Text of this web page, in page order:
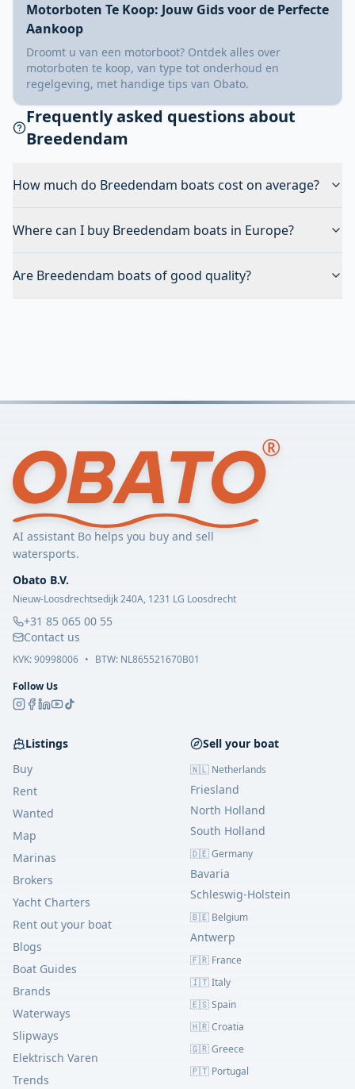
Motorboten Te Koop: Jouw Gids voor de Perfecte
Aankoop
Droomt u van een motorboot? Ontdek alles over
motorboten te koop, van type tot onderhoud en
regelgeving, met handige tips van Obato.
Frequently asked questions about
Breedendam
How much do Breedendam boats cost on average?
Where can I buy Breedendam boats in Europe?
Are Breedendam boats of good quality?
AI assistant Bo helps you buy and sell
watersports.
Obato B.V.
Nieuw-Loosdrechtsedijk 240A, 1231 LG Loosdrecht
+31 85 065 00 55
Contact us
KVK:90998006 • BTW: NL865521670B01
Follow Us
Listings
Buy
Rent
Wanted
Map
Marinas
Brokers
Yacht Charters
Rent out your boat
Blogs
Boat Guides
Brands
Waterways
Slipways
Elektrisch Varen
Trends
Sell your boat
🇳🇱 Netherlands
Friesland
North Holland
South Holland
🇩🇪 Germany
Bavaria
Schleswig-Holstein
🇧🇪 Belgium
Antwerp
🇫🇷 France
🇮🇹 Italy
🇪🇸 Spain
🇭🇷 Croatia
🇬🇷 Greece
🇵🇹 Portugal